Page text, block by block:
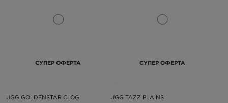
СУПЕР ОФЕРТА
UGG GOLDENSTAR CLOG
СУПЕР ОФЕРТА
UGG TAZZ PLAINS